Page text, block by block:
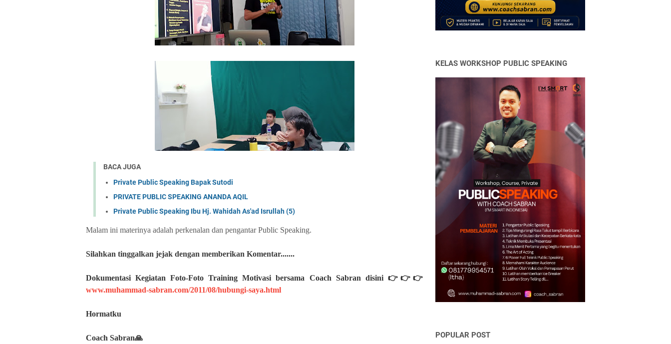
BACA JUGA
Private Public Speaking Bapak Sutodi
PRIVATE PUBLIC SPEAKING ANANDA AQIL
Private Public Speaking Ibu Hj. Wahidah As'ad Isrullah (5)
Malam ini materinya adalah perkenalan dan pengantar Public Speaking.
Silahkan tinggalkan jejak dengan memberikan Komentar.......
Dokumentasi Kegiatan Foto-Foto Training Motivasi bersama Coach Sabran disini 👉👉👉
www.muhammad-sabran.com/2011/08/hubungi-saya.html
Hormatku
Coach Sabran🙏
KELAS WORKSHOP PUBLIC SPEAKING
POPULAR POST